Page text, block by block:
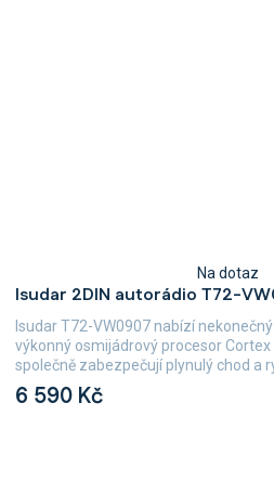
Isudar 2DIN autorádio T72-
hodnocení
produktu
je
5,0
z
5
Na dotaz
6 590 Kč
Isudar T72-VW0907 nabízí
výkonný osmijádrový procesor Cortex
společně zabezpečují plynulý chod a